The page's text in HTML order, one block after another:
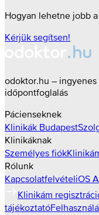
Hogyan lehetne jobb
Kérjük segítsen!
odoktor.hu –
időpontfoglalás
Pácienseknek
Klinikák Budapest
Klinikáknak
Személyes fiók
Rólunk
KapcsolatfelvételiOS
Klinikám
tájékoztató